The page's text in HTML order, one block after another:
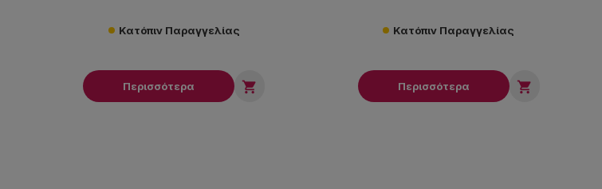
Κατόπιν Παραγγελίας
Περισσότερα 
Κατόπιν Παραγγελίας
Περισσότερα 